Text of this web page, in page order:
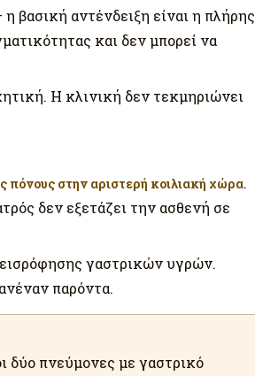
αντένδειξη είναι η πλήρης
και δεν μπορεί να
Η κλινική δεν τεκμηριώνει
πόνους στην αριστερή κοιλιακή χώρα.
δεν εξετάζει την ασθενή σε
γαστρικών υγρών.
παρόντα.
δύο πνεύμονες με γαστρικό